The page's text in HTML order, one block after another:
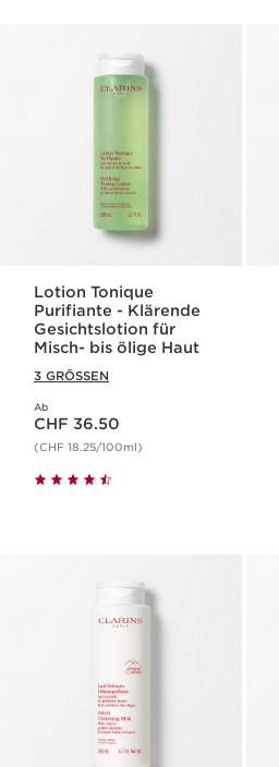
Lotion Tonique
Purifiante - Klärende
Gesichtslotion für
Misch- bis ölige Haut
3 GRÖSSEN
Ab
Aktueller Preis CHF 36.50
CHF 36.50
(CHF 18.25/100ml)